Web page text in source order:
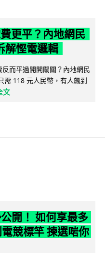
更平？內地網民
解慳電邏輯
而平過開開關關？內地網民
需 118 元人民幣，有人飆到
文
開！ 如何享最多
競標竿 揀選啱你